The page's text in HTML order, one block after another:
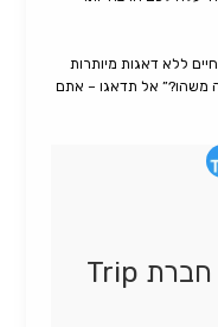
ללא דאגות מיותרות
משהו?” אל תדאגו – אתם
המאמר נכתב על ידי חברת Trip